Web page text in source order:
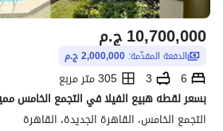
ج.م10,700,000
الدفعة المقدّمة: 2,000,000 ج.م
6
3
305 متر مربع
بسعر لقطه هبيع الفيلا في التجمع الخامس
التجمع الخامس، القاهرة الجديدة، القاهرة